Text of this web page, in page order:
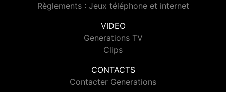
Règlements : Jeux téléphone et internet
VIDEO
Generations TV
Clips
CONTACTS
Contacter Generations